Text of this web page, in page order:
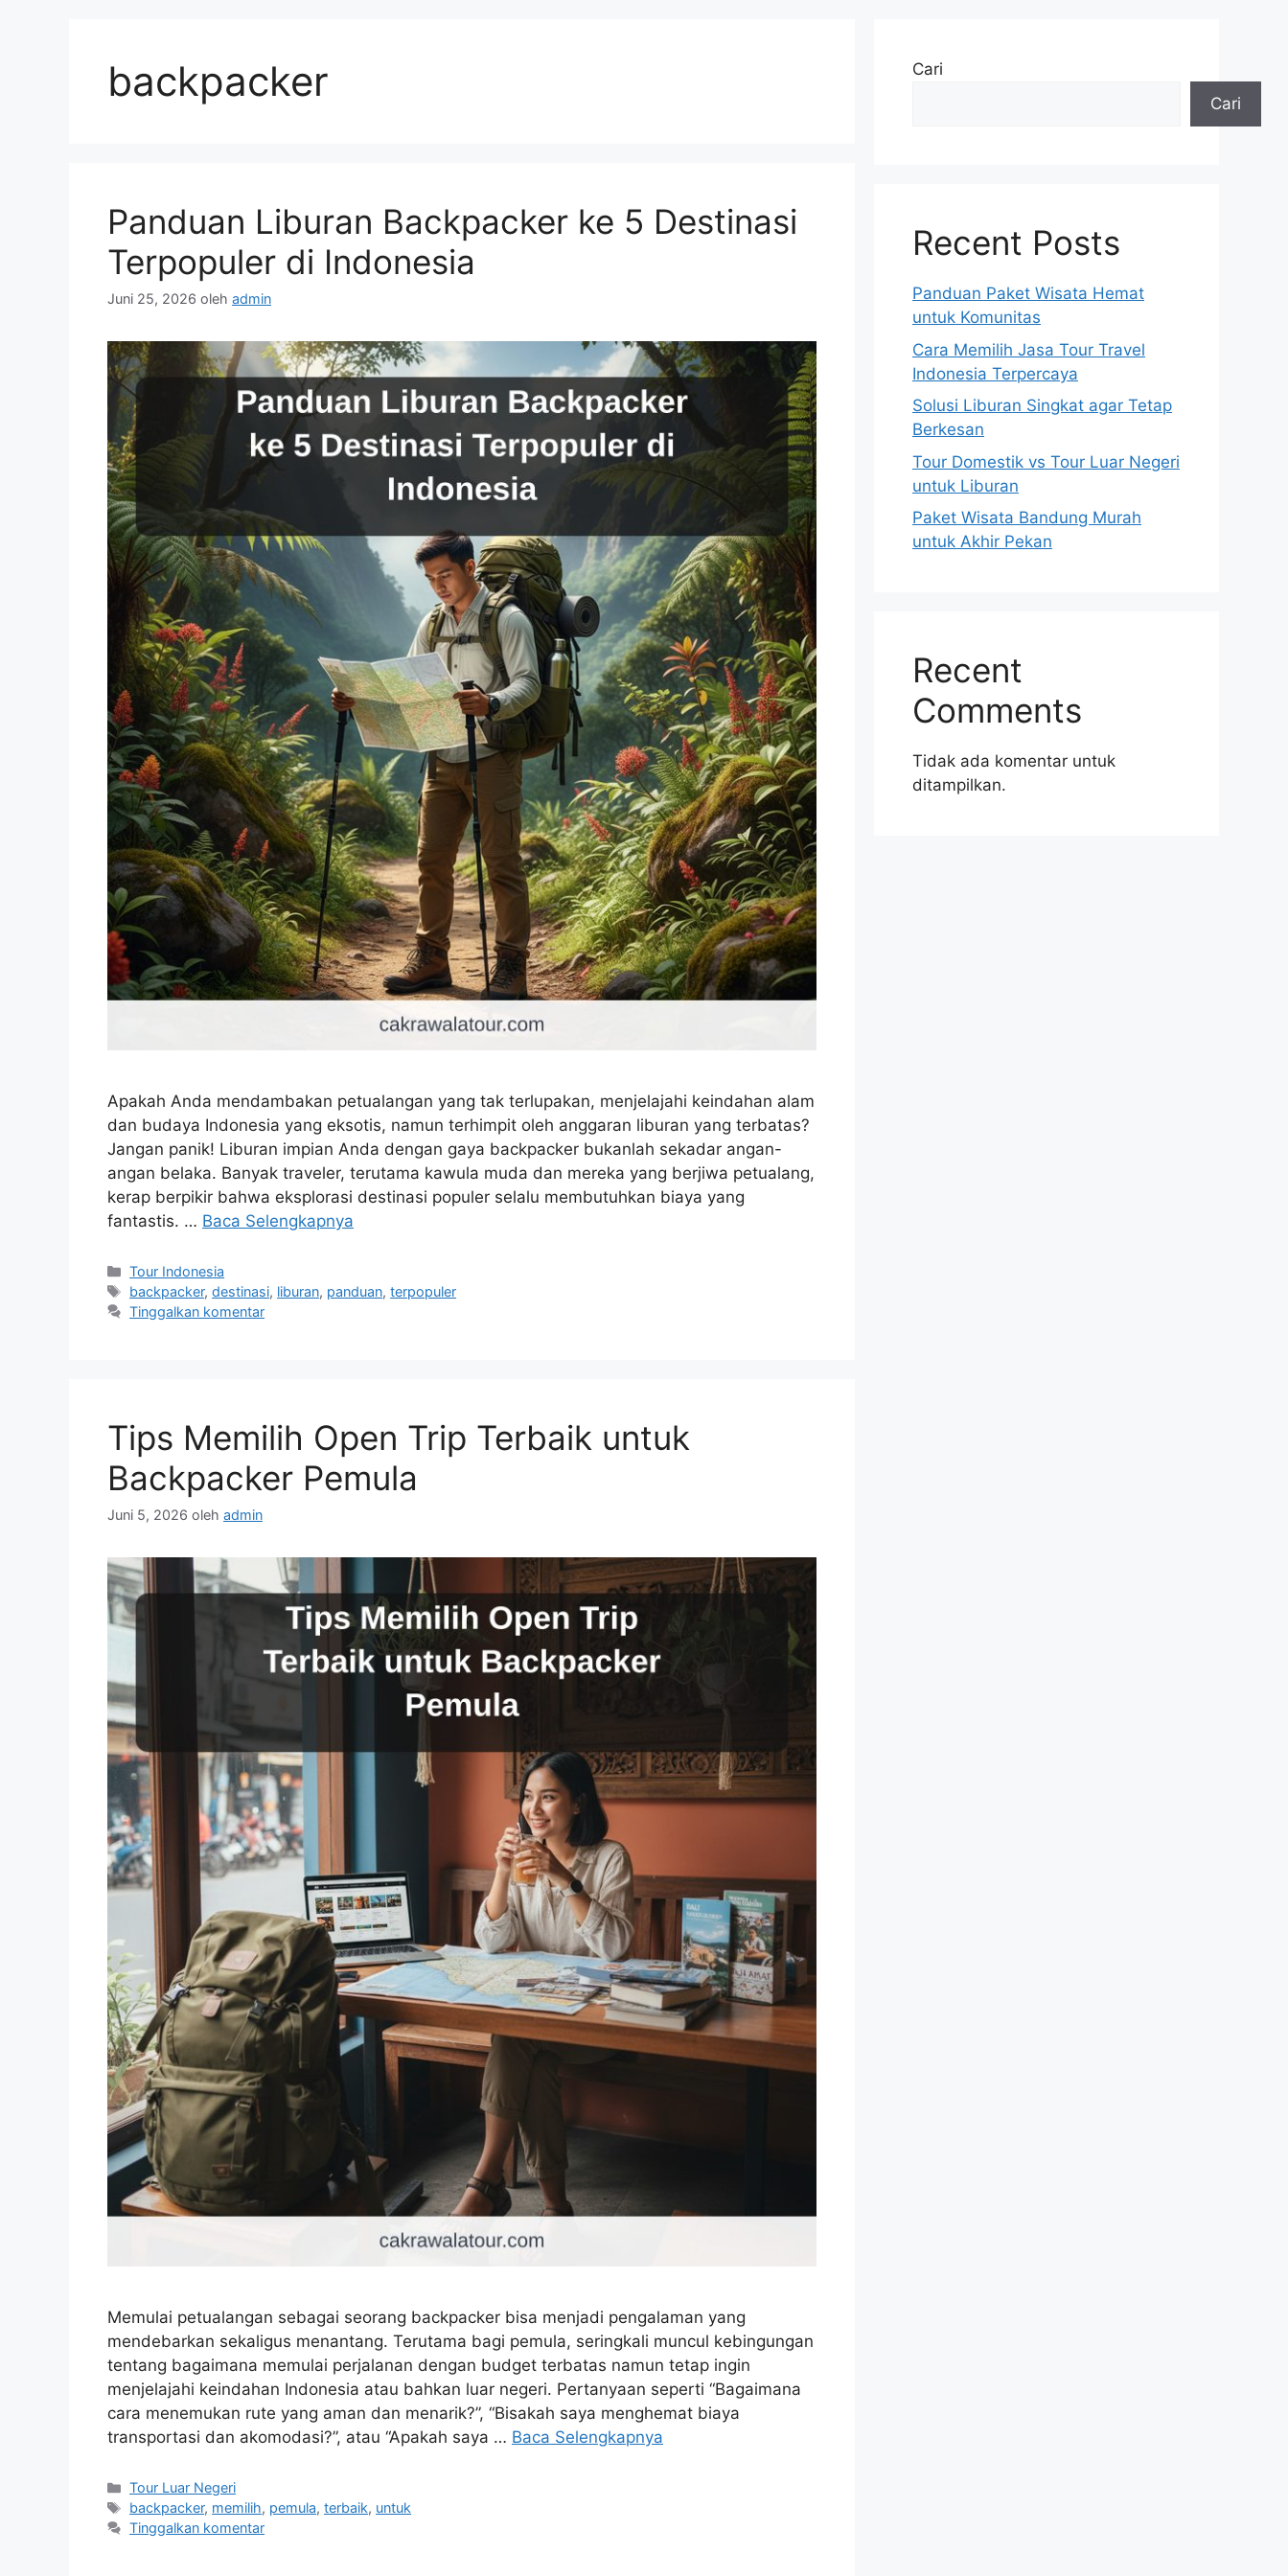
backpacker
Panduan Liburan Backpacker ke 5 Destinasi
Terpopuler di Indonesia
Juni 25, 2026 oleh admin
Apakah Anda mendambakan petualangan yang tak terlupakan, menjelajahi keindahan alam
dan budaya Indonesia yang eksotis, namun terhimpit oleh anggaran liburan yang terbatas?
Jangan panik! Liburan impian Anda dengan gaya backpacker bukanlah sekadar angan-
angan belaka. Banyak traveler, terutama kawula muda dan mereka yang berjiwa petualang,
kerap berpikir bahwa eksplorasi destinasi populer selalu membutuhkan biaya yang
fantastis. … Baca Selengkapnya
Kategori
Tour Indonesia
Tag
backpacker,destinasi, liburan, panduan,terpopuler
Tinggalkan komentar
Tips Memilih Open Trip Terbaik untuk
Backpacker Pemula
Juni 5, 2026 oleh admin
Memulai petualangan sebagai seorang backpacker bisa menjadi pengalaman yang
mendebarkan sekaligus menantang. Terutama bagi pemula, seringkali muncul kebingungan
tentang bagaimana memulai perjalanan dengan budget terbatas namun tetap ingin
menjelajahi keindahan Indonesia atau bahkan luar negeri. Pertanyaan seperti “Bagaimana
cara menemukan rute yang aman dan menarik?”, “Bisakah saya menghemat biaya
transportasi dan akomodasi?”, atau “Apakah saya … Baca Selengkapnya
Kategori
Tour Luar Negeri
Tag
backpacker, memilih, pemula,terbaik, untuk
Tinggalkan komentar
Cari
Cari
Recent Posts
Panduan Paket Wisata Hemat
untuk Komunitas
Cara Memilih Jasa Tour Travel
Indonesia Terpercaya
Solusi Liburan Singkat agar Tetap
Berkesan
Tour Domestik vs Tour Luar Negeri
untuk Liburan
Paket Wisata Bandung Murah
untuk Akhir Pekan
Recent
Comments
Tidak ada komentar untuk
ditampilkan.